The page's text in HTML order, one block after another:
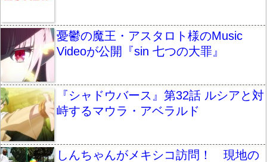
憂鬱の魔王・アスタロト様のMusic
Videoが公開『sin 七つの大罪』
『シャドウバース』第32話 ルシアと対
峙するマウラ・アベラルド
しんちゃんがメキシコ訪問！ 現地の